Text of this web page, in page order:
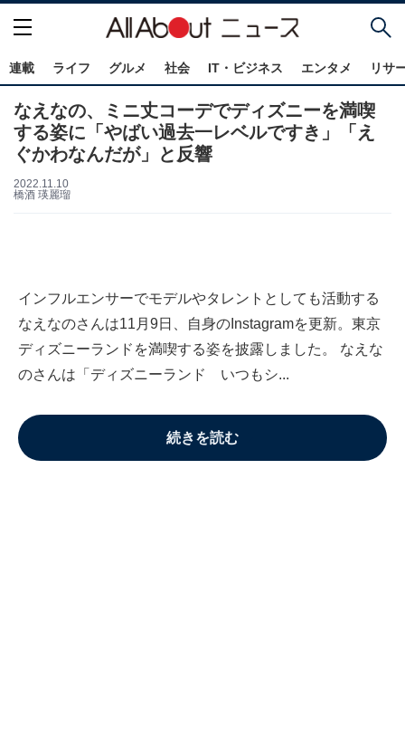
連載 ライフ グルメ 社会 IT・ビジネス エンタメ リサ
なえなの、ミニ丈コーデでディズニーを満喫
する姿に「やばい過去一レベルですき」「え
ぐかわなんだが」と反響
2022.11.10
橋酒 瑛麗瑠
インフルエンサーでモデルやタレントとしても活動する
なえなのさんは11月9日、自身のInstagramを更新。東京
ディズニーランドを満喫する姿を披露しました。 なえな
のさんは「ディズニーランド いつもシ...
続きを読む